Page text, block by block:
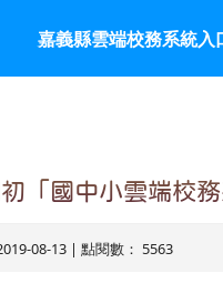
統入口
嘉義縣雲端校務系統入
「國中小雲端校
08-13 | 點閱數： 5563